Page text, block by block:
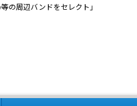
周辺バンドをセレクト」